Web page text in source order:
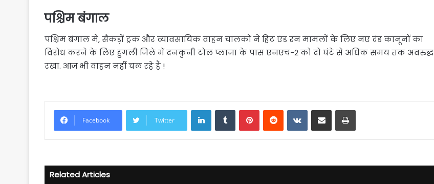
पश्चिम बंगाल
पश्चिम बंगाल में, सैकड़ों ट्रक और व्यावसायिक वाहन चालकों ने हिट एंड रन मामलों के लिए नए दंड कानूनों का
विरोध करने के लिए हुगली जिले में दनकुनी टोल प्लाजा के पास एनएच-2 को दो घंटे से अधिक समय तक अवरुद्ध
रखा. आज भी वाहन नहीं चल रहे हैं !
Facebook Twitter
LinkedInTumblrPinterestReddit VKontakte
Share via Email Print
Related Articles